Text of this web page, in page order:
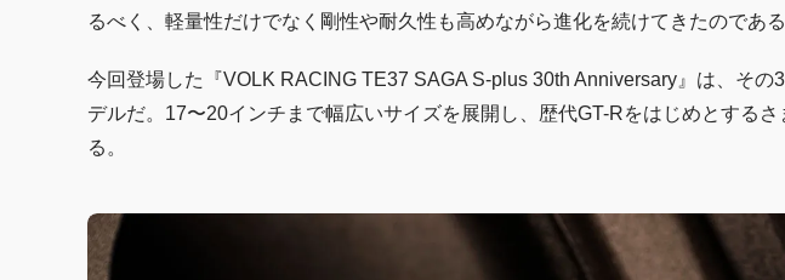
るべく、軽量性だけでなく剛性や耐久性も高めながら進化を続けてきたのである
今回登場した『VOLK RACING TE37 SAGA S-plus 30th Anniversary』は、その
デルだ。17〜20インチまで幅広いサイズを展開し、歴代GT-Rをはじめとする
る。